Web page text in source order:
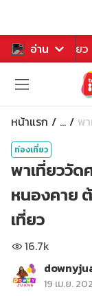
อ่าน
หาร ท่องเที่ยว
หน้าแรก ... พ
ท่องเที่ยว
พาเที่ยววัด
หนองคาย
เที่ยว
16.7k
19 เม.ย.